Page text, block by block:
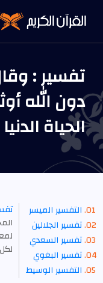
تفسير :
دون الله
الحياة
التفسير الميسر
تفسير الجلالين
تفسير السعدي
تفسير البغوي
التفسير الوسيط